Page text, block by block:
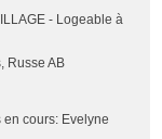
- Logeable à
Russe AB
cours: Evelyne